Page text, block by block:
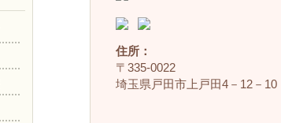
住所：
〒335‐0022
埼玉県戸田市上戸田4－12－10